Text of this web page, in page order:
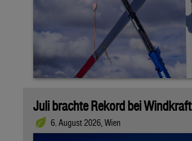
Juli brachte Rekord bei Windkraft
6. August 2026, Wien